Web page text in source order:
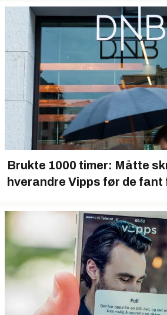
Brukte 1000 timer: Måtte
hverandre Vipps før de fant